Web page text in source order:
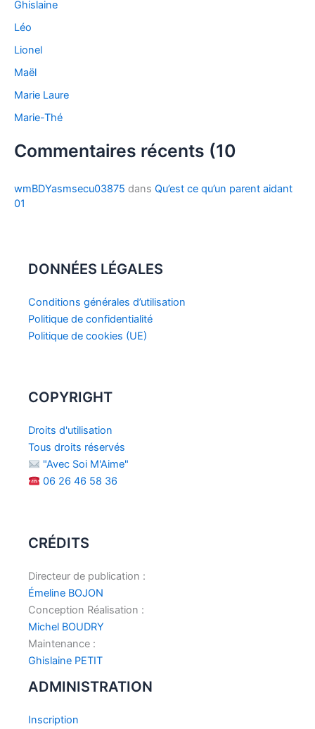
Ghislaine
Léo
Lionel
Maël
Marie Laure
Marie-Thé
Commentaires récents (10
wmBDYasmsecu03875 dans Qu’est ce qu’un parent aidant
01
DONNÉES LÉGALES
Conditions générales d’utilisation
Politique de confidentialité
Politique de cookies (UE)
COPYRIGHT
Droits d'utilisation
Tous droits réservés
"Avec Soi M'Aime"
06 26 46 58 36
CRÉDITS
Directeur de publication :
Émeline BOJON
Conception Réalisation :
Michel BOUDRY
Maintenance :
Ghislaine PETIT
ADMINISTRATION
Inscription